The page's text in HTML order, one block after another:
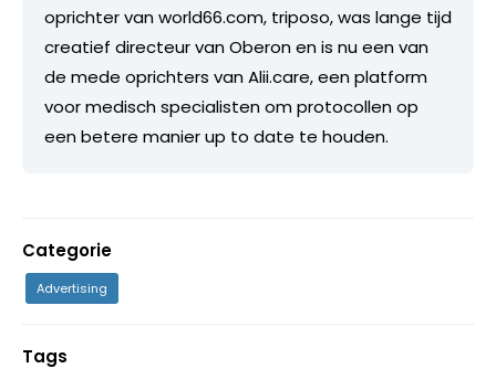
oprichter van world66.com, triposo, was lange tijd
creatief directeur van Oberon en is nu een van
de mede oprichters van Alii.care, een platform
voor medisch specialisten om protocollen op
een betere manier up to date te houden.
Categorie
Advertising
Tags